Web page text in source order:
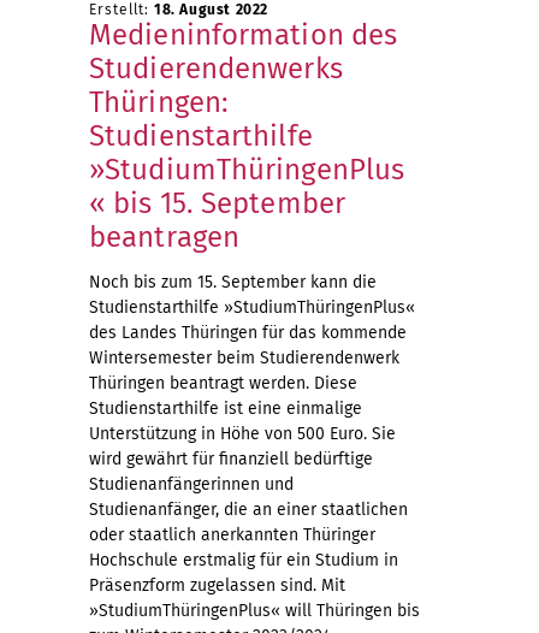
Erstellt: 18. August 2022
Medieninformation des
Studierendenwerks
Thüringen:
Studienstarthilfe
»StudiumThüringenPlus
« bis 15. September
beantragen
Noch bis zum 15. September kann die
Studienstarthilfe »StudiumThüringenPlus«
des Landes Thüringen für das kommende
Wintersemester beim Studierendenwerk
Thüringen beantragt werden. Diese
Studienstarthilfe ist eine einmalige
Unterstützung in Höhe von 500 Euro. Sie
wird gewährt für finanziell bedürftige
Studienanfängerinnen und
Studienanfänger, die an einer staatlichen
oder staatlich anerkannten Thüringer
Hochschule erstmalig für ein Studium in
Präsenzform zugelassen sind. Mit
»StudiumThüringenPlus« will Thüringen bis